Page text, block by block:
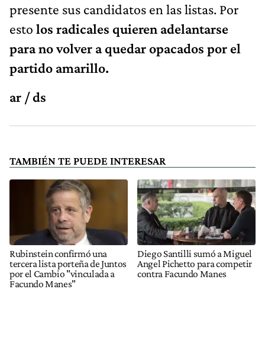
presente sus candidatos en las listas. Por
esto los radicales quieren adelantarse
para no volver a quedar opacados por el
partido amarillo.
ar / ds
TAMBIÉN TE PUEDE INTERESAR
Rubinstein confirmó una
tercera lista porteña de Juntos
por el Cambio "vinculada a
Facundo Manes"
Diego Santilli sumó a Miguel
Angel Pichetto para competir
contra Facundo Manes